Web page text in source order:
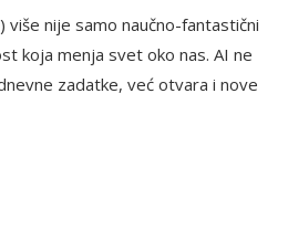
više nije samo naučno-fantastični
koja menja svet oko nas. AI ne
zadatke, već otvara i nove